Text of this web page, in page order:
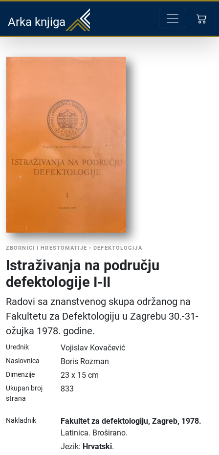
Arka knjiga
ZBORNICI I HRESTOMATIJE •DEFEKTOLOGIJA
Istraživanja na području
defektologije I-II
Radovi sa znanstvenog skupa održanog na
Fakultetu za Defektologiju u Zagrebu 30.-31-
ožujka 1978. godine.
Urednik Vojislav Kovačević
Naslovnica Boris Rozman
Dimenzije 23 x 15 cm
Ukupan broj
strana
833
Nakladnik Fakultet za defektologiju, Zagreb, 1978.
Latinica. Broširano.
Jezik: Hrvatski.